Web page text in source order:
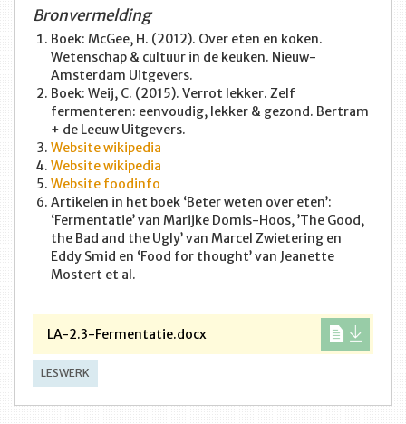
Bronvermelding
Boek: McGee, H. (2012). Over eten en koken.
Wetenschap & cultuur in de keuken. Nieuw-
Amsterdam Uitgevers.
Boek: Weij, C. (2015). Verrot lekker. Zelf
fermenteren: eenvoudig, lekker & gezond. Bertram
+ de Leeuw Uitgevers.
Website wikipedia
Website wikipedia
Website foodinfo
Artikelen in het boek ‘Beter weten over eten’:
‘Fermentatie’ van Marijke Domis-Hoos, ’The Good,
the Bad and the Ugly’ van Marcel Zwietering en
Eddy Smid en ‘Food for thought’ van Jeanette
Mostert et al.
LA-2.3-Fermentatie.docx
LESWERK